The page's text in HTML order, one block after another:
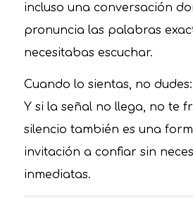
incluso una conversación
pronuncia las palabras
necesitabas escuchar.
Cuando lo sientas, no
Y si la señal no llega, no te
silencio también es una
invitación a confiar sin
inmediatas.